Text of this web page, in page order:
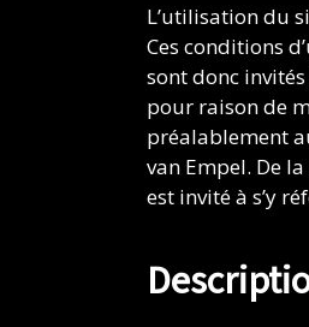
L’utilisation du
Ces conditions
sont donc
pour raison de
préalablement
van Empel. De
est invité à s’y